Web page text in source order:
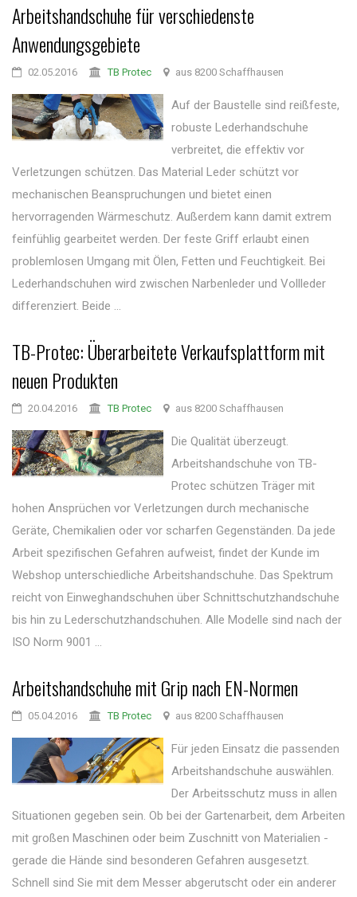
Arbeitshandschuhe für verschiedenste
Anwendungsgebiete
02.05.2016 TB Protec aus 8200 Schaffhausen
Auf der Baustelle sind reißfeste,
robuste Lederhandschuhe
verbreitet, die effektiv vor
Verletzungen schützen. Das Material Leder schützt vor
mechanischen Beanspruchungen und bietet einen
hervorragenden Wärmeschutz. Außerdem kann damit extrem
feinfühlig gearbeitet werden. Der feste Griff erlaubt einen
problemlosen Umgang mit Ölen, Fetten und Feuchtigkeit. Bei
Lederhandschuhen wird zwischen Narbenleder und Vollleder
differenziert. Beide ...
TB-Protec: Überarbeitete Verkaufsplattform mit
neuen Produkten
20.04.2016 TB Protec aus 8200 Schaffhausen
Die Qualität überzeugt.
Arbeitshandschuhe von TB-
Protec schützen Träger mit
hohen Ansprüchen vor Verletzungen durch mechanische
Geräte, Chemikalien oder vor scharfen Gegenständen. Da jede
Arbeit spezifischen Gefahren aufweist, findet der Kunde im
Webshop unterschiedliche Arbeitshandschuhe. Das Spektrum
reicht von Einweghandschuhen über Schnittschutzhandschuhe
bis hin zu Lederschutzhandschuhen. Alle Modelle sind nach der
ISO Norm 9001 ...
Arbeitshandschuhe mit Grip nach EN-Normen
05.04.2016 TB Protec aus 8200 Schaffhausen
Für jeden Einsatz die passenden
Arbeitshandschuhe auswählen.
Der Arbeitsschutz muss in allen
Situationen gegeben sein. Ob bei der Gartenarbeit, dem Arbeiten
mit großen Maschinen oder beim Zuschnitt von Materialien -
gerade die Hände sind besonderen Gefahren ausgesetzt.
Schnell sind Sie mit dem Messer abgerutscht oder ein anderer